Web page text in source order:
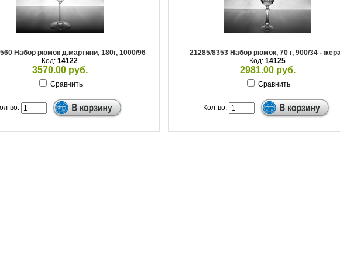
Набор рюмок д.мартини, 180г, 1000/96
Код: 14122
3570.00 руб.
Сравнить
во:
21285/8353 Набор рюмок, 70 г, 900/34 -
Код: 14125
2981.00 руб.
Сравнить
Кол-во: